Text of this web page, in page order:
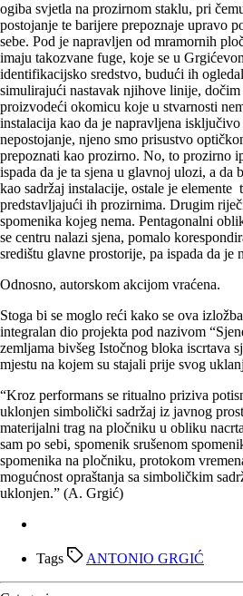
ogiba svjetla na prozirnom staklu, pri
postojanje te barijere prepoznaje upravo
sebe. Pod je napravljen od mramornih
imaju takozvane fuge, koje se u
identifikacijsko sredstvo, budući ih
simulirajući nastavak njihove linije, dočim
proizvodeći okomicu koje u stvarnosti
instalacija kao da je napravljena isključivo
nepostojanje, njeno smo prisustvo
prepoznati kao prozirno. No, to prozirno
ispada da je ta sjena u glavnoj ulozi, a da
kao sadržaj instalacije, ostale je elemente
predstavljajući ih prozirnima. Drugim
spomenika kojeg nema. Pentagonalni
se centru nalazi sjena, pomalo
središtu glavne prostorije, pa ispada da je
Odnosno, autorskom akcijom vraćena.
Stoga bi se moglo reći kako se ova
integralan dio projekta pod nazivom
zemljama bivšeg Istočnog bloka iscrtava
mjestu na kojem su stajali prije svog
“Kroz performans se ritualno priziva
uklonjen simbolički sadržaj iz javnog
materijalni trag na pločniku u obliku
sam po sebi, spomenik srušenom
spomenika na pločniku, protokom
mogućnost opraštanja sa simboličkim
uklonjen.” (A. Grgić)
Tags ANTONIO GRGIĆ